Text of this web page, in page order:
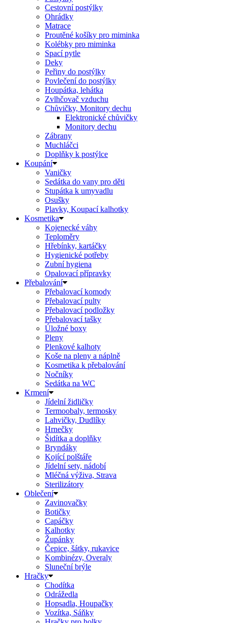
Cestovní postýlky
Ohrádky
Matrace
Proutěné košíky pro miminka
Kolébky pro miminka
Spací pytle
Deky
Peřiny do postýlky
Povlečení do postýlky
Houpátka, lehátka
Zvlhčovač vzduchu
Chůvičky, Monitory dechu
Elektronické chůvičky
Monitory dechu
Zábrany
Muchláčci
Doplňky k postýlce
Koupání
Vaničky
Sedátka do vany pro děti
Stupátka k umyvadlu
Osušky
Plavky, Koupací kalhotky
Kosmetika
Kojenecké váhy
Teploměry
Hřebínky, kartáčky
Hygienické potřeby
Zubní hygiena
Opalovací přípravky
Přebalování
Přebalovací komody
Přebalovací pulty
Přebalovací podložky
Přebalovací tašky
Úložné boxy
Pleny
Plenkové kalhoty
Koše na pleny a náplně
Kosmetika k přebalování
Nočníky
Sedátka na WC
Krmení
Jídelní židličky
Termoobaly, termosky
Lahvičky, Dudlíky
Hrnečky
Šidítka a doplňky
Bryndáky
Kojící polštáře
Jídelní sety, nádobí
Mléčná výživa, Strava
Sterilizátory
Oblečení
Zavinovačky
Botičky
Capáčky
Kalhotky
Župánky
Čepice, šátky, rukavice
Kombinézy, Overaly
Sluneční brýle
Hračky
Chodítka
Odrážedla
Hopsadla, Houpačky
Vozítka, Sáňky